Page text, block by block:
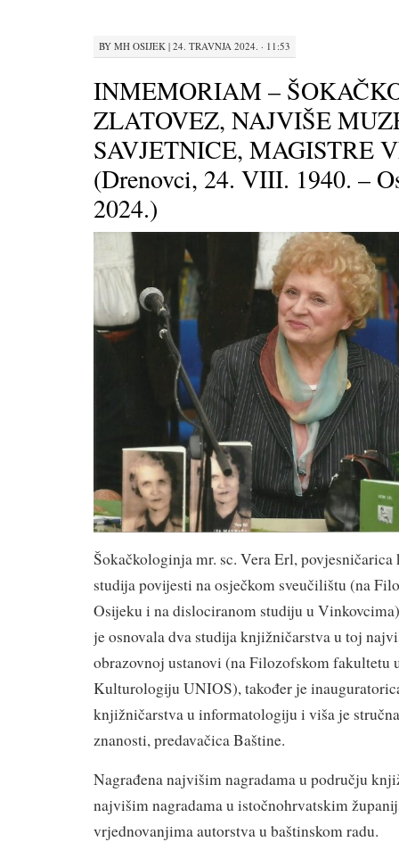
BY MH OSIJEK | 24. TRAVNJA 2024. · 11:53
INMEMORIAM –
ZLATOVEZ, NAJVIŠE
SAVJETNICE, MAGISTRE
(Drenovci, 24. VIII. 1940. –
2024.)
Šokačkologinja mr. sc. Vera Erl, povjesničarica
studija povijesti na osječkom sveučilištu (na
Osijeku i na dislociranom studiju u
je osnovala dva studija knjižničarstva u toj
obrazovnoj ustanovi (na Filozofskom fakultetu
Kulturologiju UNIOS), također je
knjižničarstva u informatologiju i viša je
znanosti, predavačica Baštine.
Nagrađena najvišim nagradama u području
najvišim nagradama u istočnohrvatskim
vrjednovanjima autorstva u baštinskom radu.